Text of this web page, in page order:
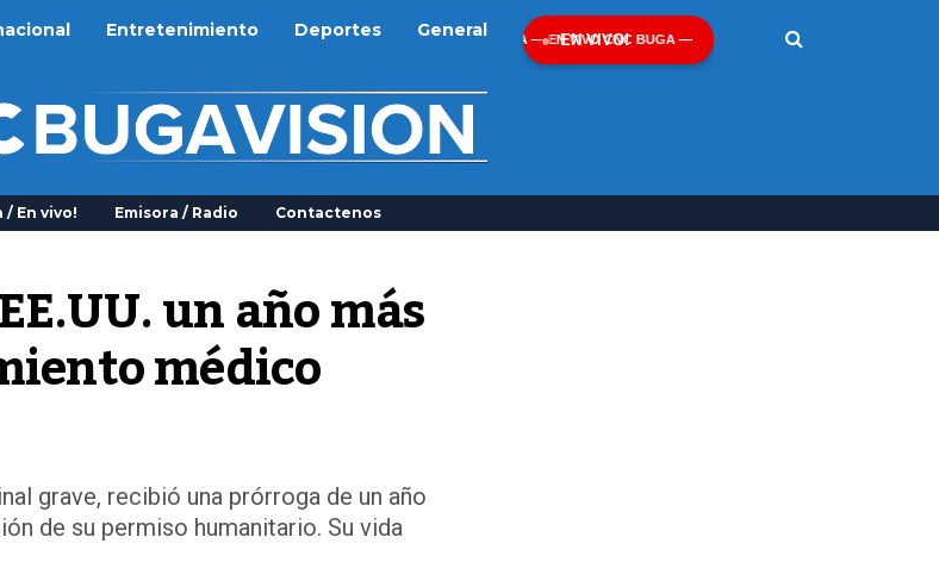
Entretenimiento Deportes General EN VIVO!
/ En vivo! Emisora / Radio Contactenos
un año más
médico
grave, recibió una prórroga de un año
de su permiso humanitario. Su vida